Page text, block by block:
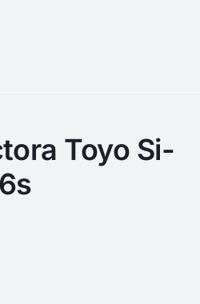
Toyo Si-